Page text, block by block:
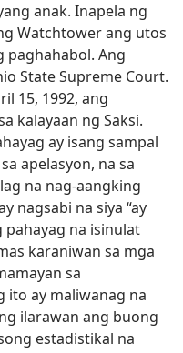
anak. Inapela ng
Watchtower ang utos
paghahabol. Ang
State Supreme Court.
15, 1992, ang
kalayaan ng Saksi.
ay isang sampal
apelasyon, na sa
na nag-aangking
nagsabi na siya “ay
na isinulat
karaniwan sa mga
sa
ito ay maliwanag na
ilarawan ang buong
estadistikal na